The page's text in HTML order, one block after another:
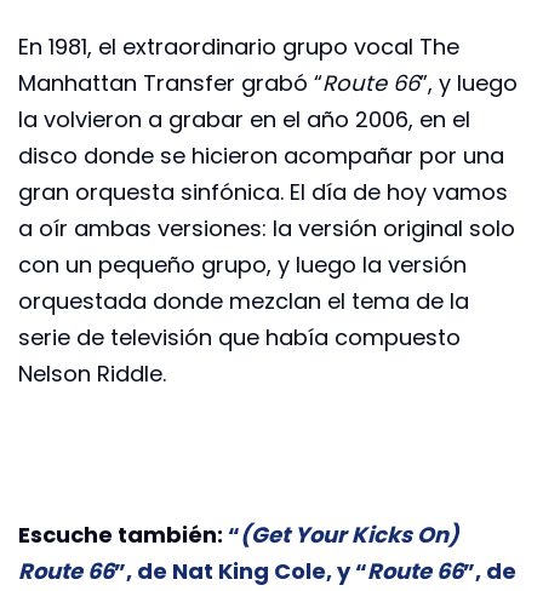
En 1981, el extraordinario grupo vocal The
Manhattan Transfer grabó “Route 66”, y luego
la volvieron a grabar en el año 2006, en el
disco donde se hicieron acompañar por una
gran orquesta sinfónica. El día de hoy vamos
a oír ambas versiones: la versión original solo
con un pequeño grupo, y luego la versión
orquestada donde mezclan el tema de la
serie de televisión que había compuesto
Nelson Riddle.
Escuche también: “(Get Your Kicks On)
Route 66”, de Nat King Cole, y “Route 66”, de